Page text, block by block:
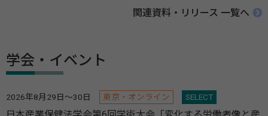
関連資料・リリース 一覧へ
学会・イベント
2026年8月29日～30日 東京・オンライン SELECT